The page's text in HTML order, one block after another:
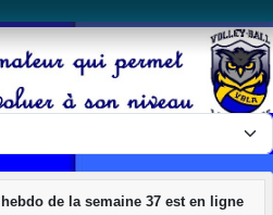
de la semaine 37 est en ligne